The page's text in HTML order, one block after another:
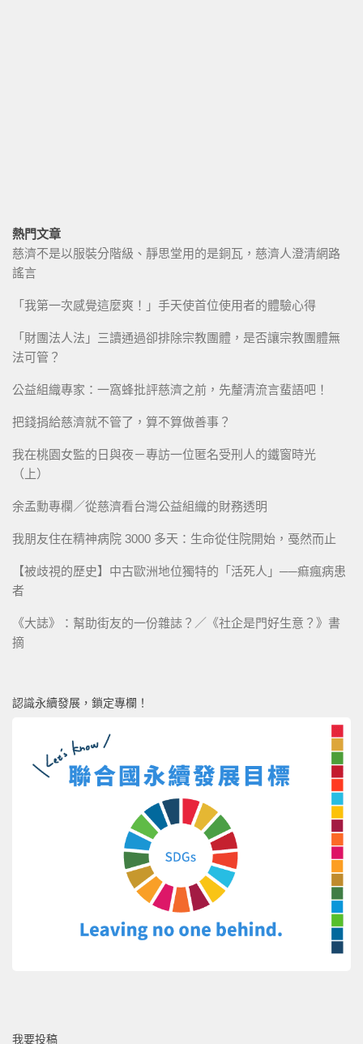
熱門文章
慈濟不是以服裝分階級、靜思堂用的是銅瓦，慈濟人澄清網路
謠言
「我第一次感覺這麼爽！」手天使首位使用者的體驗心得
「財團法人法」三讀通過卻排除宗教團體，是否讓宗教團體無
法可管？
公益組織專家：一窩蜂批評慈濟之前，先釐清流言蜚語吧！
把錢捐給慈濟就不管了，算不算做善事？
我在桃園女監的日與夜－專訪一位匿名受刑人的鐵窗時光
（上）
余孟勳專欄／從慈濟看台灣公益組織的財務透明
我朋友住在精神病院 3000 多天：生命從住院開始，戞然而止
【被歧視的歷史】中古歐洲地位獨特的「活死人」──痲瘋病患
者
《大誌》：幫助街友的一份雜誌？／《社企是門好生意？》書
摘
認識永續發展，鎖定專欄！
我要投稿